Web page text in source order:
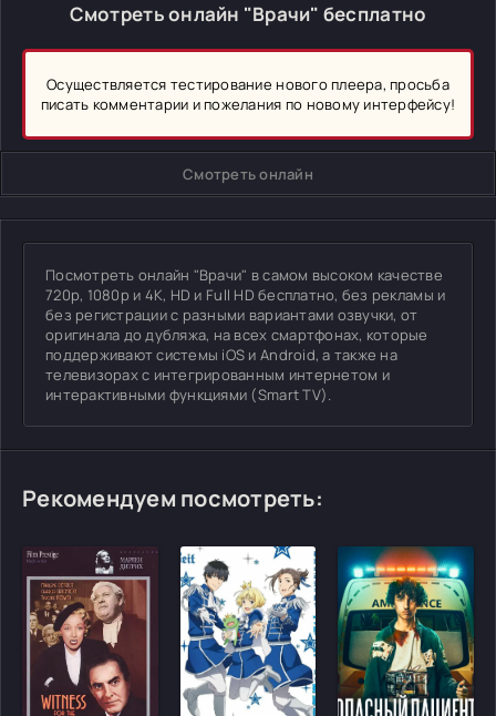
Смотреть онлайн "Врачи" бесплатно
Осуществляется тестирование нового плеера, просьба
писать комментарии и пожелания по новому интерфейсу!
Смотреть онлайн
Посмотреть онлайн "Врачи" в самом высоком качестве
720p, 1080p и 4K, HD и Full HD бесплатно, без рекламы и
без регистрации с разными вариантами озвучки, от
оригинала до дубляжа, на всех смартфонах, которые
поддерживают системы iOS и Android, а также на
телевизорах с интегрированным интернетом и
интерактивными функциями (Smart TV).
Рекомендуем посмотреть: